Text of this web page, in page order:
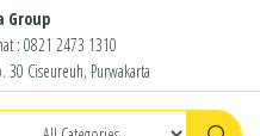
Group
: 0821 2473 1310
30 Ciseureuh, Purwakarta